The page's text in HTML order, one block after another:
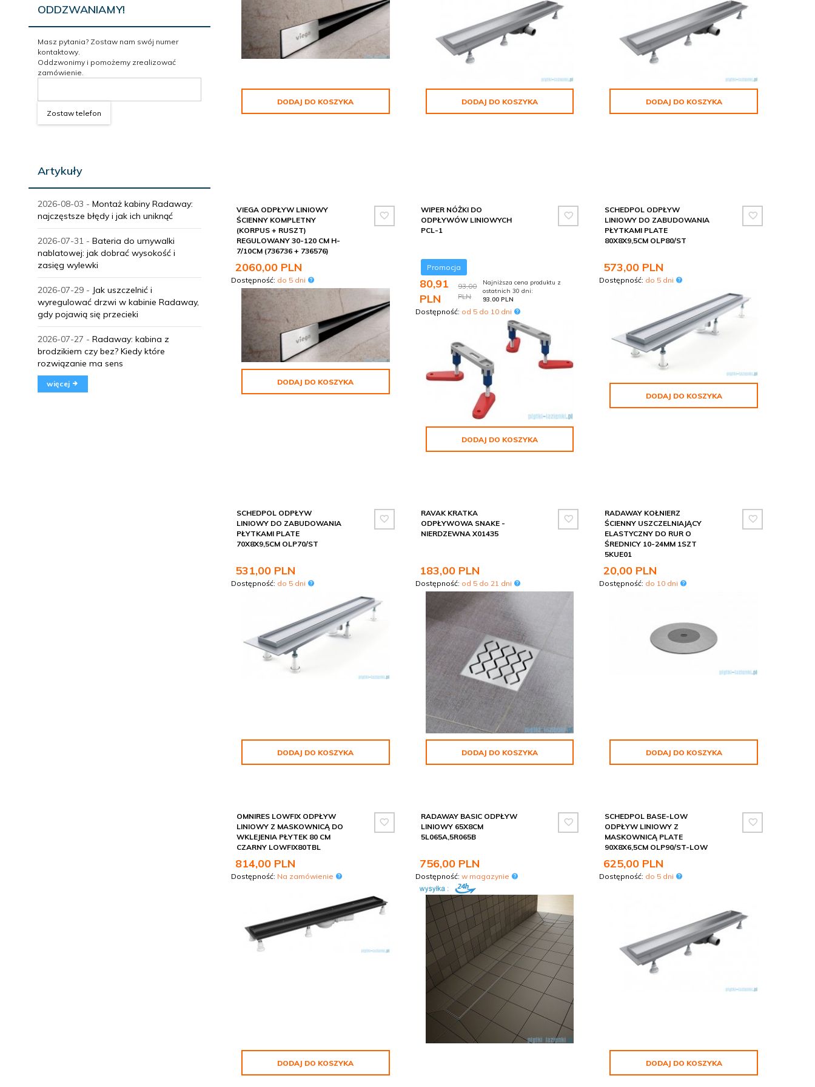
ODDZWANIAMY!
Masz pytania? Zostaw nam swój numer
kontaktowy.
Oddzwonimy i pomożemy zrealizować
zamówienie.
Zostaw telefon
Artykuły
2026-08-03 - Montaż kabiny Radaway:
najczęstsze błędy i jak ich uniknąć
2026-07-31 - Bateria do umywalki
nablatowej: jak dobrać wysokość i
zasięg wylewki
2026-07-29 - Jak uszczelnić i
wyregulować drzwi w kabinie Radaway,
gdy pojawią się przecieki
2026-07-27 - Radaway: kabina z
brodzikiem czy bez? Kiedy które
rozwiązanie ma sens
więcej
DODAJ DO KOSZYKA DODAJ DO KOSZYKA DODAJ DO KOSZYKA
VIEGA ODPŁYW LINIOWY
ŚCIENNY KOMPLETNY
(KORPUS + RUSZT)
REGULOWANY 30-120 CM H-
7/10CM (736736 + 736576)
2060,00 PLN
Dostępność: do 5 dni
DODAJ DO KOSZYKA
WIPER NÓŻKI DO
ODPŁYWÓW LINIOWYCH
PCL-1
Promocja
80,91
PLN
93,00
PLN
Najniższa cena produktu z
ostatnich 30 dni:
93.00 PLN
Dostępność: od 5 do 10 dni
DODAJ DO KOSZYKA
SCHEDPOL ODPŁYW
LINIOWY DO ZABUDOWANIA
PŁYTKAMI PLATE
80X8X9,5CM OLP80/ST
573,00 PLN
Dostępność: do 5 dni
DODAJ DO KOSZYKA
SCHEDPOL ODPŁYW
LINIOWY DO ZABUDOWANIA
PŁYTKAMI PLATE
70X8X9,5CM OLP70/ST
531,00 PLN
Dostępność: do 5 dni
DODAJ DO KOSZYKA
RAVAK KRATKA
ODPŁYWOWA SNAKE -
NIERDZEWNA X01435
183,00 PLN
Dostępność: od 5 do 21 dni
DODAJ DO KOSZYKA
RADAWAY KOŁNIERZ
ŚCIENNY USZCZELNIAJĄCY
ELASTYCZNY DO RUR O
ŚREDNICY 10-24MM 1SZT
5KUE01
20,00 PLN
Dostępność: do 10 dni
DODAJ DO KOSZYKA
OMNIRES LOWFIX ODPŁYW
LINIOWY Z MASKOWNICĄ DO
WKLEJENIA PŁYTEK 80 CM
CZARNY LOWFIX80TBL
814,00 PLN
Dostępność: Na zamówienie
DODAJ DO KOSZYKA
RADAWAY BASIC ODPŁYW
LINIOWY 65X8CM
5L065A,5R065B
756,00 PLN
Dostępność: w magazynie
SCHEDPOL BASE-LOW
ODPŁYW LINIOWY Z
MASKOWNICĄ PLATE
90X8X6,5CM OLP90/ST-LOW
625,00 PLN
Dostępność: do 5 dni
DODAJ DO KOSZYKA